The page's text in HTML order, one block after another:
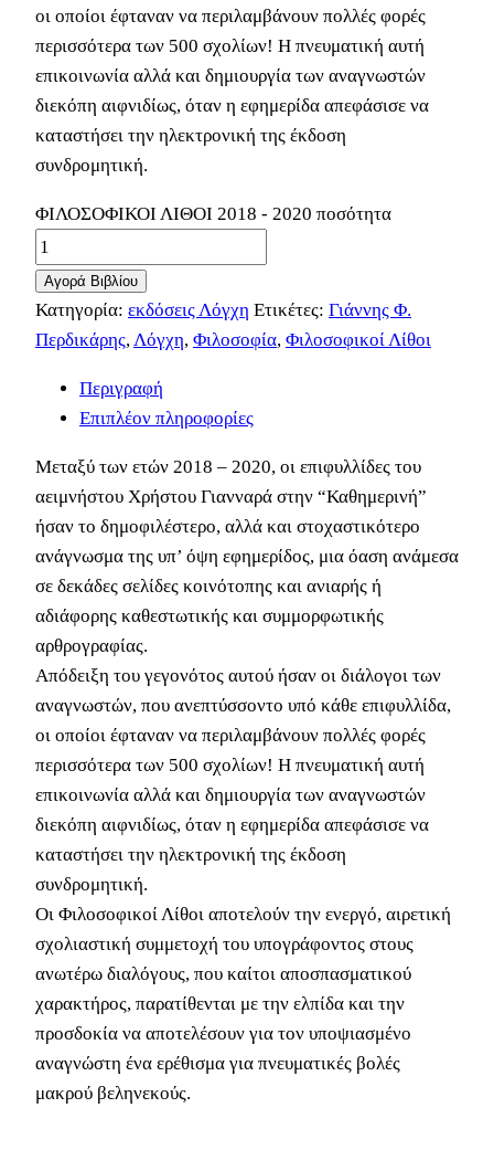
οι οποίοι έφταναν να περιλαμβάνουν πολλές φορές
περισσότερα των 500 σχολίων! Η πνευματική αυτή
επικοινωνία αλλά και δημιουργία των αναγνωστών
διεκόπη αιφνιδίως, όταν η εφημερίδα απεφάσισε να
καταστήσει την ηλεκτρονική της έκδοση
συνδρομητική.
ΦΙΛΟΣΟΦΙΚΟΙ ΛΙΘΟΙ 2018 - 2020 ποσότητα
Αγορά Βιβλίου
Κατηγορία: εκδόσεις Λόγχη Ετικέτες: Γιάννης Φ.
Περδικάρης, Λόγχη, Φιλοσοφία, Φιλοσοφικοί Λίθοι
Περιγραφή
Επιπλέον πληροφορίες
Μεταξύ των ετών 2018 – 2020, οι επιφυλλίδες του
αειμνήστου Χρήστου Γιανναρά στην “Καθημερινή”
ήσαν το δημοφιλέστερο, αλλά και στοχαστικότερο
ανάγνωσμα της υπ’ όψη εφημερίδος, μια όαση ανάμεσα
σε δεκάδες σελίδες κοινότοπης και ανιαρής ή
αδιάφορης καθεστωτικής και συμμορφωτικής
αρθρογραφίας.
Απόδειξη του γεγονότος αυτού ήσαν οι διάλογοι των
αναγνωστών, που ανεπτύσσοντο υπό κάθε επιφυλλίδα,
οι οποίοι έφταναν να περιλαμβάνουν πολλές φορές
περισσότερα των 500 σχολίων! Η πνευματική αυτή
επικοινωνία αλλά και δημιουργία των αναγνωστών
διεκόπη αιφνιδίως, όταν η εφημερίδα απεφάσισε να
καταστήσει την ηλεκτρονική της έκδοση
συνδρομητική.
Οι Φιλοσοφικοί Λίθοι αποτελούν την ενεργό, αιρετική
σχολιαστική συμμετοχή του υπογράφοντος στους
ανωτέρω διαλόγους, που καίτοι αποσπασματικού
χαρακτήρος, παρατίθενται με την ελπίδα και την
προσδοκία να αποτελέσουν για τον υποψιασμένο
αναγνώστη ένα ερέθισμα για πνευματικές βολές
μακρού βεληνεκούς.